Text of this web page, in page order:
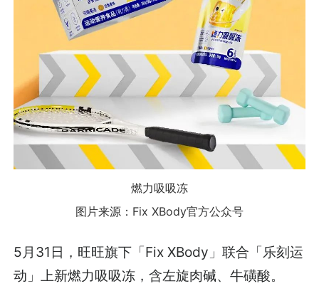
燃力吸吸冻
图片来源：Fix XBody官方公众号
5月31日，旺旺旗下「Fix XBody」联合「乐刻运
动」上新燃力吸吸冻，含左旋肉碱、牛磺酸。